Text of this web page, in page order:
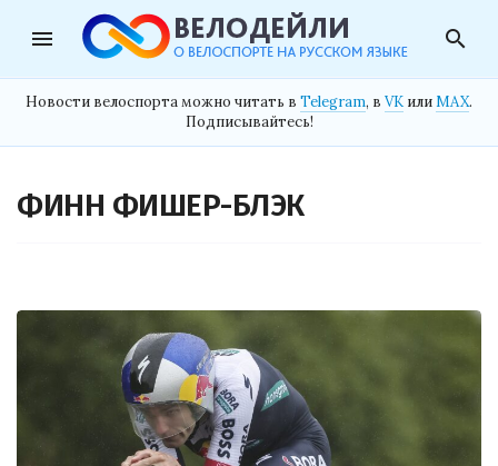
menu search
Новости велоспорта можно читать в Telegram, в VK илиMAX.
Подписывайтесь!
ФИНН ФИШЕР-БЛЭК